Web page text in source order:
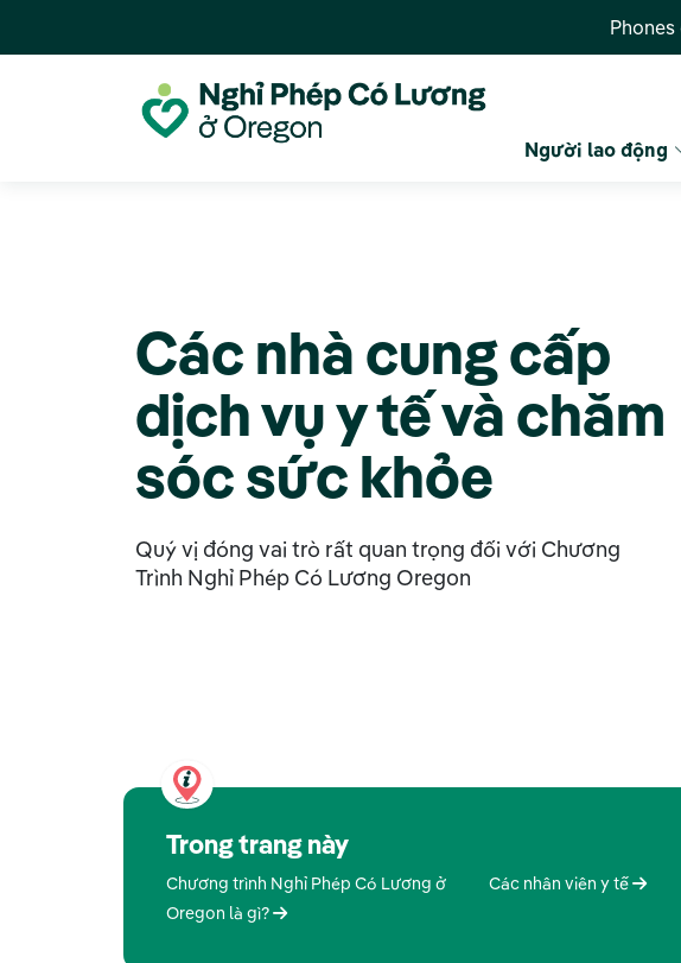
Người lao động
Các nhà cung cấp
dịch vụ y tế và chăm
sóc sức khỏe
Quý vị đóng vai trò rất quan trọng đối với Chương
Trình Nghỉ Phép Có Lương Oregon
Trong trang này
Chương trình Nghỉ Phép Có Lương ở
Oregon là gì?
Các nhân viên y tế